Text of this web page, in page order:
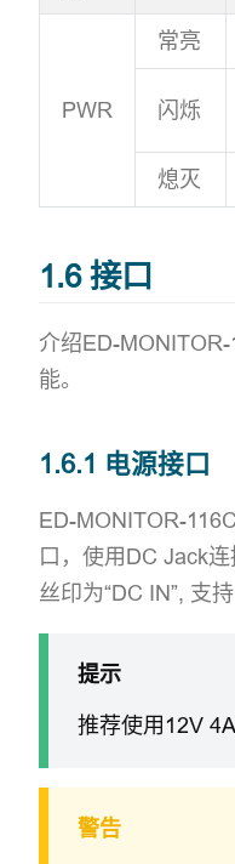
PWR
常亮
闪烁
熄灭
1.6 接口
介绍ED-
能。
1.6.1 电源接口
ED-MONITOR-
口，使用DC Jack
丝印为“DC IN”, 支
提示
推荐使用12V
警告